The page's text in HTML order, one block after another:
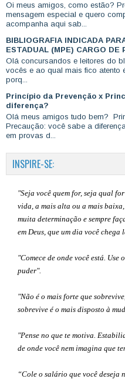
Oi meus amigos, como estão?
mensagem especial e quero
acompanha aqui sab...
BIBLIOGRAFIA INDICADA
ESTADUAL (MPE) CARGO DE
Olá concursandos e leitores do
vocês e ao qual mais fico
porq...
Princípio da Prevenção x
diferença?
Olá meus amigos tudo bem?
Precaução: você sabe a
em provas d...
INSPIRE-SE:
"Seja você quem for, seja qual
vida, a mais alta ou a mais
muita determinação e sempre
em Deus, que um dia você
"Comece de onde você está. Use
puder".
"Não é o mais forte que
sobrevive é o mais disposto à
"Pense no que te motiva.
de onde você nem imagina que
“Cole o salário que você deseja